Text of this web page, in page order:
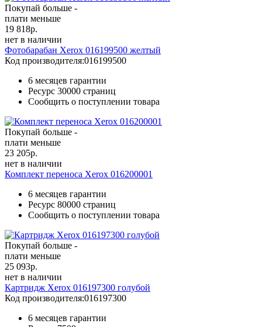
Покупай больше -
плати меньше
19 818р.
нет в наличии
Фотобарабан Xerox 016199500 желтый
Код производителя:016199500
6 месяцев гарантии
Ресурс 30000 страниц
Сообщить о поступлении товара
Покупай больше -
плати меньше
23 205р.
нет в наличии
Комплект переноса Xerox 016200001
6 месяцев гарантии
Ресурс 80000 страниц
Сообщить о поступлении товара
Покупай больше -
плати меньше
25 093р.
нет в наличии
Картридж Xerox 016197300 голубой
Код производителя:016197300
6 месяцев гарантии